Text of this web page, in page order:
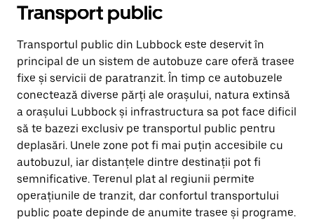
Transport public
Transportul public din Lubbock este deservit în
principal de un sistem de autobuze care oferă trasee
fixe și servicii de paratranzit. În timp ce autobuzele
conectează diverse părți ale orașului, natura extinsă
a orașului Lubbock și infrastructura sa pot face dificil
să te bazezi exclusiv pe transportul public pentru
deplasări. Unele zone pot fi mai puțin accesibile cu
autobuzul, iar distanțele dintre destinații pot fi
semnificative. Terenul plat al regiunii permite
operațiunile de tranzit, dar confortul transportului
public poate depinde de anumite trasee și programe.